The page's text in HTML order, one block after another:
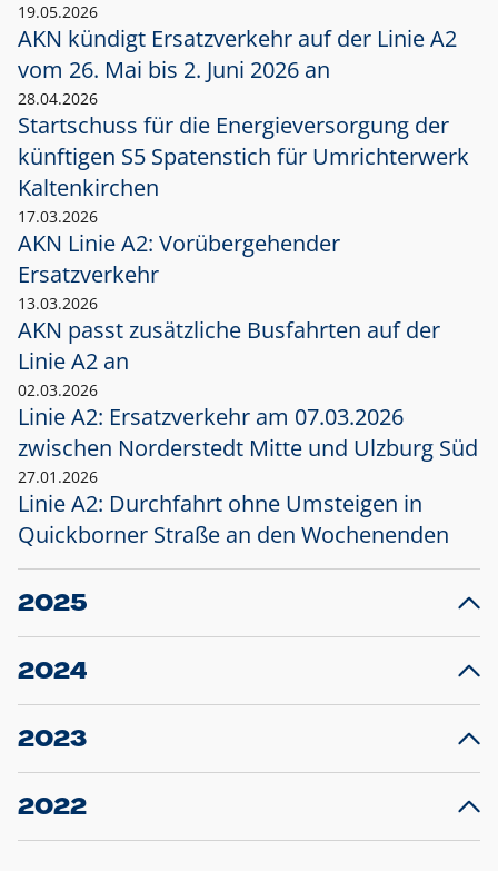
19.05.2026
AKN kündigt Ersatzverkehr auf der Linie A2
vom 26. Mai bis 2. Juni 2026 an
28.04.2026
Startschuss für die Energieversorgung der
künftigen S5 Spatenstich für Umrichterwerk
Kaltenkirchen
17.03.2026
AKN Linie A2: Vorübergehender
Ersatzverkehr
13.03.2026
AKN passt zusätzliche Busfahrten auf der
Linie A2 an
02.03.2026
Linie A2: Ersatzverkehr am 07.03.2026
zwischen Norderstedt Mitte und Ulzburg Süd
27.01.2026
Linie A2: Durchfahrt ohne Umsteigen in
Quickborner Straße an den Wochenenden
2025
23.12.2025
Projekt S5: Start der Bauarbeiten am
2024
10.12.2024
Großprojekt S5: Sperrung der Bahnstraße in
2023
20.12.2023
Schleswig-Holstein verlängert den
2022
22.12.2022